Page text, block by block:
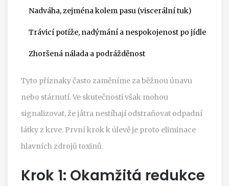
Nadváha, zejména kolem pasu (viscerální tuk)
Trávicí potíže, nadýmání a nespokojenost po jídle
Zhoršená nálada a podrážděnost
Tyto příznaky často zaměníme za běžnou únavu
nebo stárnutí. Ve skutečnosti však mohou
signalizovat, že játra nestíhají odstraňovat odpadní
látky z krve. První krok k úlevě je proto eliminace
hlavních zdrojů toxinů.
Krok 1: Okamžitá redukce